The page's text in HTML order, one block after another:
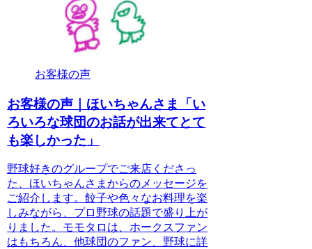
お客様の声
お客様の声｜ほいちゃんさま「い
ろいろな球団のお話が出来てとて
も楽しかった」
野球好きのグループでご来店くださっ
た、ほいちゃんさまからのメッセージを
ご紹介します。餃子や色々なお料理を楽
しみながら、プロ野球の話題で盛り上が
りました。モモタロは、ホークスファン
はもちろん、他球団のファン、野球に詳